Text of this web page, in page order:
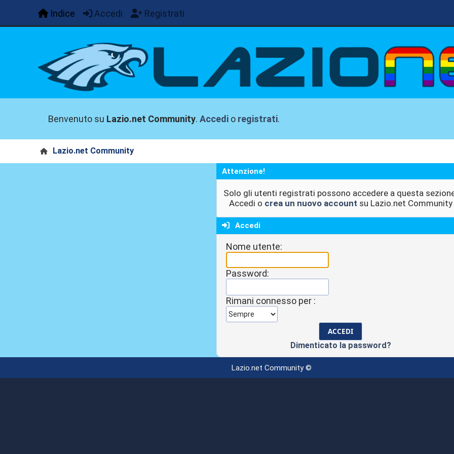
Indice Accedi Registrati
Benvenuto su Lazio.net Community.Accedi o registrati.
Lazio.net Community
Attenzione!
Solo gli utenti registrati possono accedere a questa
Accedi o crea un nuovo account su Lazio.net Community
Accedi
Nome utente:
Password:
Rimani connesso per :
Dimenticato la password?
Lazio.net Community ©